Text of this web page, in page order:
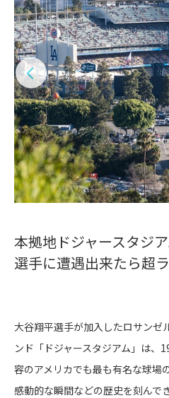
本拠地ドジャースタジ
選手に遭遇出来たら超
大谷翔平選手が加入したロサンゼ
ンド「ドジャースタジアム」は、
容のアメリカでも最も有名な球場
感動的な瞬間などの歴史を刻んで